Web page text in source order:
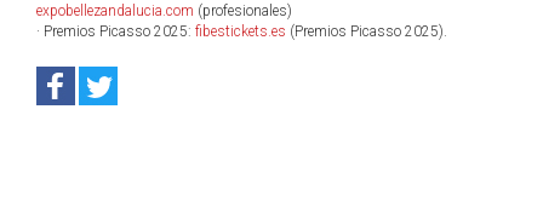
expobellezandalucia.com (profesionales)
· Premios Picasso 2025: fibestickets.es (Premios Picasso 2025).